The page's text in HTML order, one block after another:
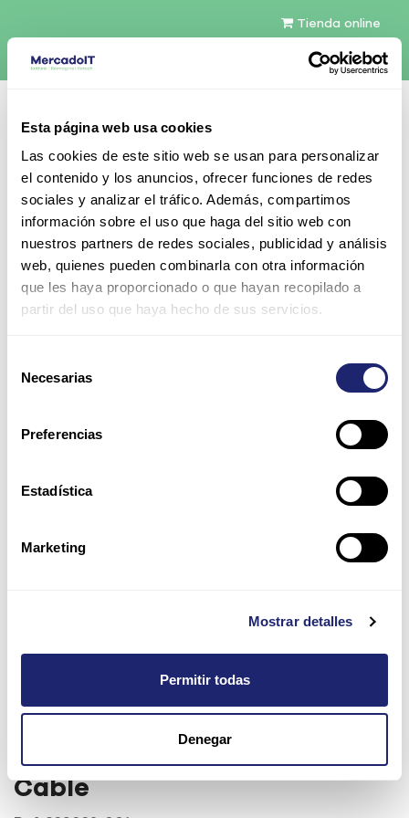
Esta página web usa cookies
Las cookies de este sitio web se usan para personalizar
el contenido y los anuncios, ofrecer funciones de redes
sociales y analizar el tráfico. Además, compartimos
información sobre el uso que haga del sitio web con
nuestros partners de redes sociales, publicidad y análisis
web, quienes pueden combinarla con otra información
que les haya proporcionado o que hayan recopilado a
partir del uso que haya hecho de sus servicios.
Necesarias
Preferencias
Estadística
Marketing
Mostrar detalles
Permitir todas
Denegar
Tienda online
Español
Contáctenos
Todos los productos
HP ProLiant DL360G10 FLEX E208i/P408i 8SFF
Mini SAS Cable
HP ProLiant DL360G10 FLEX
E208i/P408i 8SFF Mini SAS
Cable